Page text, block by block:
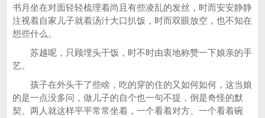
书月坐在对面轻轻梳理着尚且有些凌乱的发丝，时而安安静静
注视着自家儿子就着汤汁大口扒饭，时而双眼放空，也不知在
想些什么。
苏越呢，只顾埋头干饭，时不时由衷地称赞一下娘亲的手
艺。
孩子在外头干了些啥，吃的穿的住的又如何如何，这当娘
的是一点没多问，做儿子的自个也一句不提，倒是奇怪的默
契。两人就这样平平常常坐着，一个看着对方、一个看着碗